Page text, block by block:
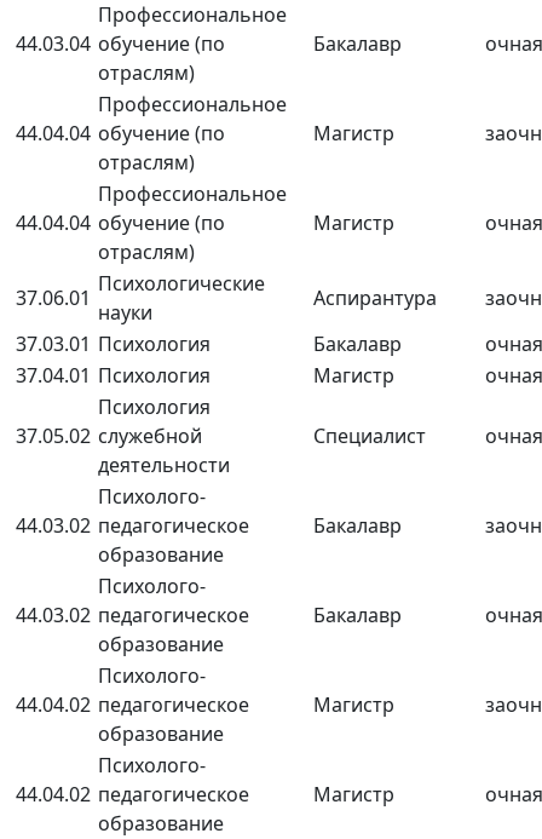
44.03.04
Профессиональное
обучение (по
отраслям)
Бакалавр очная
44.04.04
Профессиональное
обучение (по
отраслям)
Магистр
44.04.04
Профессиональное
обучение (по
отраслям)
Магистр очная
37.06.01
Психологические
науки
Аспирантура
37.03.01 Психология Бакалавр
очная
37.04.01 Психология Магистр очная
37.05.02
Психология
служебной
деятельности
Специалист очная
44.03.02
Психолого-
педагогическое
образование
Бакалавр
44.03.02
Психолого-
педагогическое
образование
Бакалавр очная
44.04.02
Психолого-
педагогическое
образование
Магистр
44.04.02
Психолого-
педагогическое
образование
Магистр очная